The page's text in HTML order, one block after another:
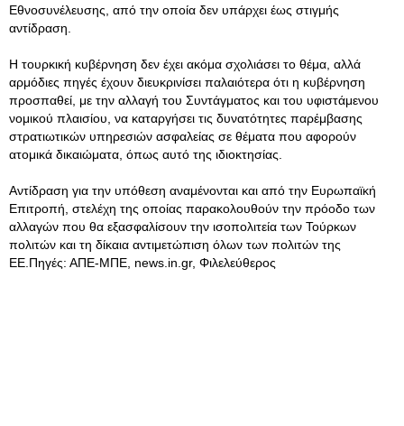
Εθνοσυνέλευσης, από την οποία δεν υπάρχει έως στιγμής
αντίδραση.
Η τουρκική κυβέρνηση δεν έχει ακόμα σχολιάσει το θέμα, αλλά
αρμόδιες πηγές έχουν διευκρινίσει παλαιότερα ότι η κυβέρνηση
προσπαθεί, με την αλλαγή του Συντάγματος και του υφιστάμενου
νομικού πλαισίου, να καταργήσει τις δυνατότητες παρέμβασης
στρατιωτικών υπηρεσιών ασφαλείας σε θέματα που αφορούν
ατομικά δικαιώματα, όπως αυτό της ιδιοκτησίας.
Αντίδραση για την υπόθεση αναμένονται και από την Ευρωπαϊκή
Επιτροπή, στελέχη της οποίας παρακολουθούν την πρόοδο των
αλλαγών που θα εξασφαλίσουν την ισοπολιτεία των Τούρκων
πολιτών και τη δίκαια αντιμετώπιση όλων των πολιτών της
ΕΕ.Πηγές: ΑΠΕ-ΜΠΕ, news.in.gr, Φιλελεύθερος